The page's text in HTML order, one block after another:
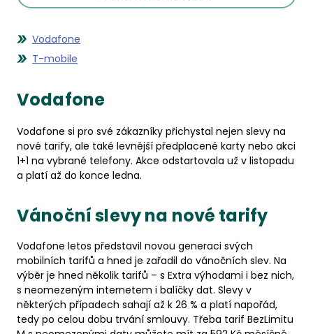
Vodafone
T-mobile
Vodafone
Vodafone si pro své zákazníky přichystal nejen slevy na
nové tarify, ale také levnější předplacené karty nebo akci
1+1 na vybrané telefony. Akce odstartovala už v listopadu
a platí až do konce ledna.
Vánoční slevy na nové tarify
Vodafone letos představil novou generaci svých
mobilních tarifů a hned je zařadil do vánočních slev. Na
výběr je hned několik tarifů – s Extra výhodami i bez nich,
s neomezeným internetem i balíčky dat. Slevy v
některých případech sahají až k 26 % a platí napořád,
tedy po celou dobu trvání smlouvy. Třeba tarif BezLimitu